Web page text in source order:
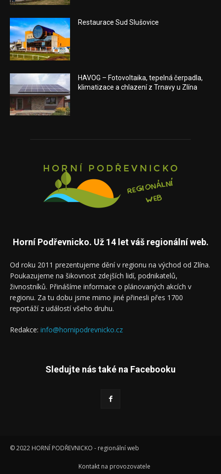
Restaurace Sud Slušovice
HAVOG – Fotovoltaika, tepelná čerpadla,
klimatizace a chlazení z Trnavy u Zlína
Horní Podřevnicko. Už 14 let váš regionální web.
Od roku 2011 prezentujeme dění v regionu na východ od Zlína.
Poukazujeme na šikovnost zdejších lidí, podnikatelů,
živnostníků. Přinášíme informace o plánovaných akcích v
regionu. Za tu dobu jsme mimo jiné přinesli přes 1700
reportáží z událostí všeho druhu.
Redakce: info@hornipodrevnicko.cz
Sledujte nás také na Facebooku
© 2022 HORNÍ PODŘEVNICKO - regionální web
Kontakt na provozovatele